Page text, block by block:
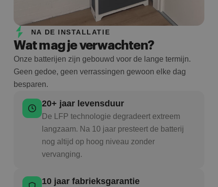
NA DE INSTALLATIE
Wat mag je verwachten?
Onze batterijen zijn gebouwd voor de lange termijn.
Geen gedoe, geen verrassingen gewoon elke dag
besparen.
20+ jaar levensduur
De LFP technologie degradeert extreem
langzaam. Na 10 jaar presteert de batterij
nog altijd op hoog niveau zonder
vervanging.
10 jaar fabrieksgarantie